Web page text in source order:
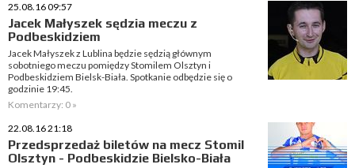
25.08.16 09:57
Jacek Małyszek sędzia meczu z
Podbeskidziem
Jacek Małyszek z Lublina będzie sędzią głównym
sobotniego meczu pomiędzy Stomilem Olsztyn i
Podbeskidziem Bielsk-Biała. Spotkanie odbędzie się o
godzinie 19:45.
Komentarzy: 0 »
22.08.16 21:18
Przedsprzedaż biletów na mecz Stomil
Olsztyn - Podbeskidzie Bielsko-Biała